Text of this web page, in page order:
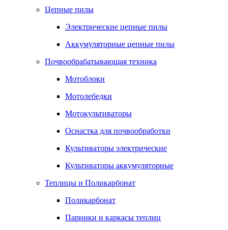
Цепные пилы
Электрические цепные пилы
Аккумуляторные цепные пилы
Почвообрабатывающая техника
Мотоблоки
Мотолебедки
Мотокультиваторы
Оснастка для почвообработки
Культиваторы электрические
Культиваторы аккумуляторные
Теплицы и Поликарбонат
Поликарбонат
Парники и каркасы теплиц